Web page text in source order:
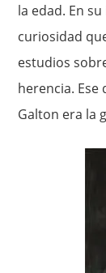
la edad. En
curio­sidad
estudios
herencia.
Galton era la